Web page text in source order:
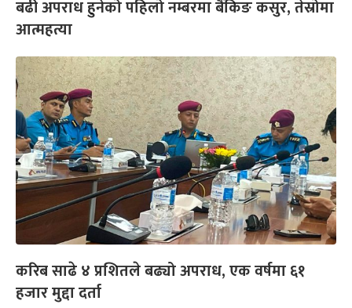
बढी अपराध हुनेको पहिलो नम्बरमा बैंकिङ कसुर, तेस्रोमा
आत्महत्या
करिब साढे ४ प्रशितले बढ्यो अपराध, एक वर्षमा ६१
हजार मुद्दा दर्ता